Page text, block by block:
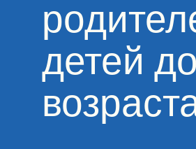
детей